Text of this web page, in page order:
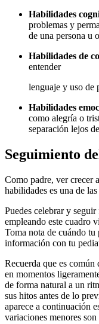
Habilidades
problemas y
de una persona u
Habilidades de
entender
lenguaje y uso de
Habilidades
como alegría o
separación lejos
Seguimiento
Como padre, ver crecer
habilidades es una de
Puedes celebrar y
empleando este cuadro
Toma nota de cuándo tu
información con tu
Recuerda que es común
en momentos
de forma natural a un
sus hitos antes de lo
aparece a continuación
variaciones menores son